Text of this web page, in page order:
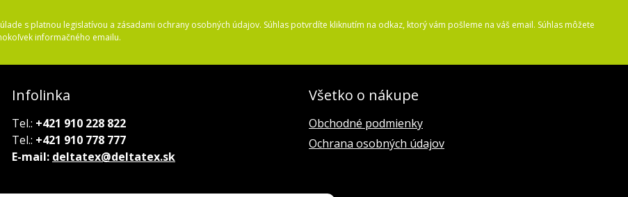
s platnou legislatívou a zásadami ochrany osobných údajov. Súhlas potvrdíte kliknutím na odkaz, ktorý vám pošleme na váš email. Súhlas môžete
informačného emailu.
Infolinka
Tel.: +421 910 228 822
Tel.: +421 910 778 777
E-mail: deltatex@deltatex.sk
Všetko o nákupe
Obchodné podmienky
Ochrana osobných údajov